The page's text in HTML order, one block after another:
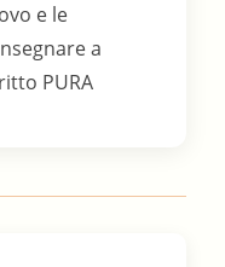
e le
a
PURA